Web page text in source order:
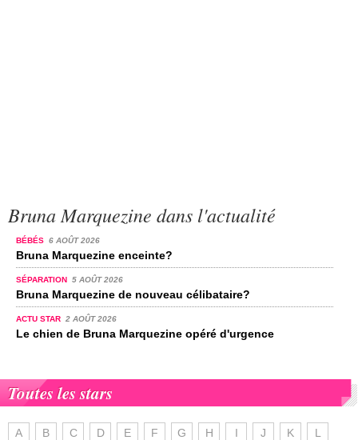
Bruna Marquezine dans l'actualité
BÉBÉS 6 AOÛT 2026
Bruna Marquezine enceinte?
SÉPARATION 5 AOÛT 2026
Bruna Marquezine de nouveau célibataire?
ACTU STAR 2 AOÛT 2026
Le chien de Bruna Marquezine opéré d'urgence
Toutes les stars
A B C D E F G H I J K L